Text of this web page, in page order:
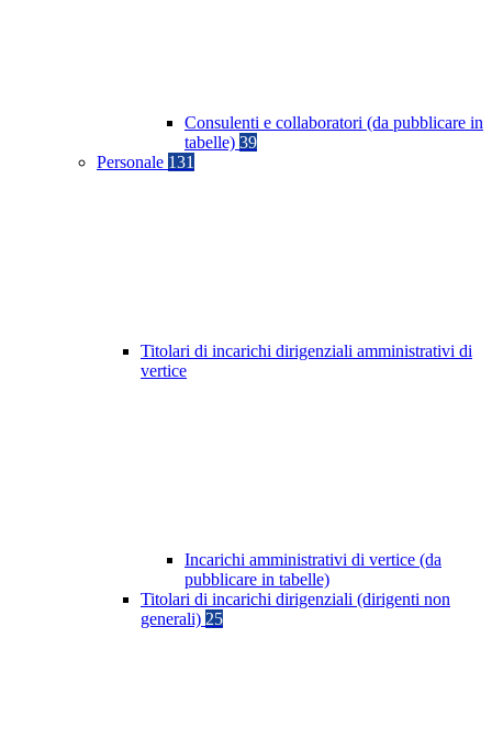
Consulenti e collaboratori (da pubblicare in
tabelle) 39
Personale 131
Titolari di incarichi dirigenziali amministrativi di
vertice
Incarichi amministrativi di vertice (da
pubblicare in tabelle)
Titolari di incarichi dirigenziali (dirigenti non
generali) 25